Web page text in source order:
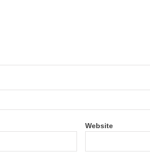
Website